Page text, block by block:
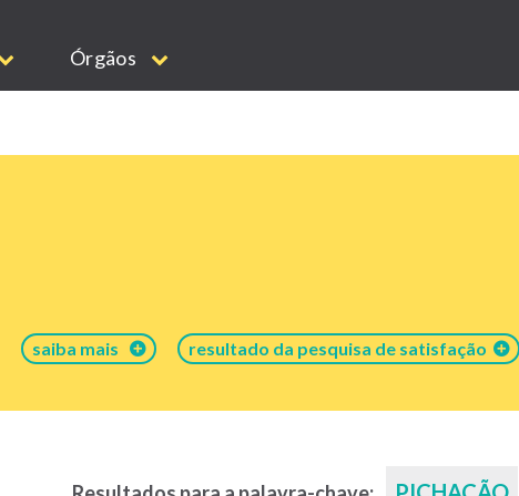
Órgãos
saiba mais resultado da pesquisa de satisfação